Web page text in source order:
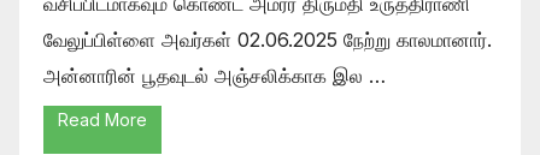
வேலுப்பிள்ளை அவர்கள் 02.06.2025 நேற்று காலமானார்.
அன்னாரின் பூதவுடல் அஞ்சலிக்காக இல …
Read More